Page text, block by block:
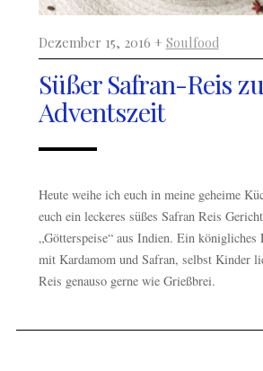
Dezember 15, 2016 + Soulfood
Süßer Safran-Reis
Adventszeit
Heute weihe ich euch in meine geheime
euch ein leckeres süßes Safran Reis
„Götterspeise“ aus Indien. Ein königliches
mit Kardamom und Safran, selbst Kinder
Reis genauso gerne wie Grießbrei.